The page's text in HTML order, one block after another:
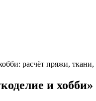
расчёт пряжи,
и хобби»